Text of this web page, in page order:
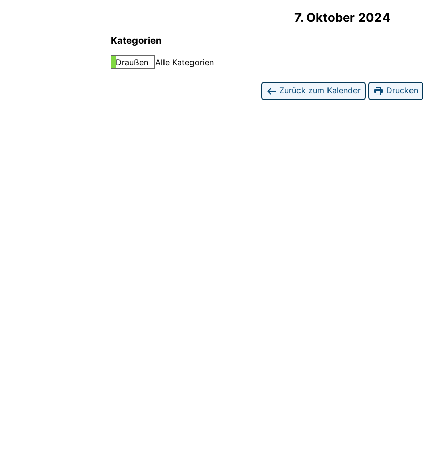
7. Oktober 2024
Kategorien
Draußen Alle Kategorien
Zurück zum Kalender Drucken